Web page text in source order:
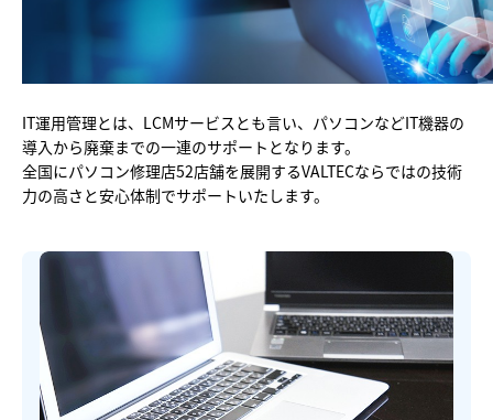
IT運用管理とは、LCMサービスとも言い、パソコンなどIT機器の
導入から廃棄までの一連のサポートとなります。
全国にパソコン修理店52店舗を展開するVALTECならではの技術
力の高さと安心体制でサポートいたします。